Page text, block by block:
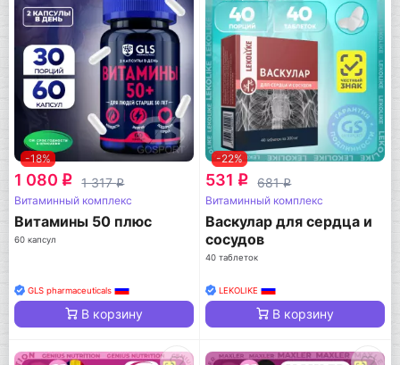
-18%
1 080 q 1 317q
Витаминный комплекс
Витамины 50 плюс
60 капсул
GLS pharmaceuticals
В корзину
-22%
531 q 681q
Витаминный комплекс
Васкулар для сердца и
сосудов
40 таблеток
LEKOLIKE
В корзину